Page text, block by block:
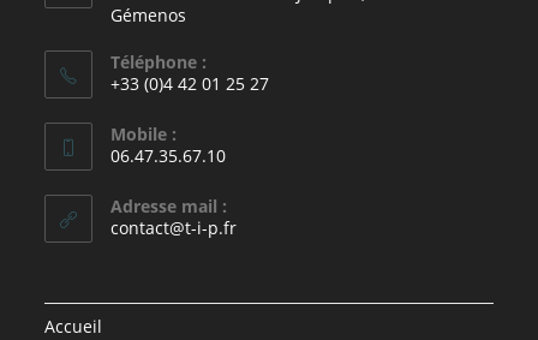
Gémenos
Téléphone :
+33 (0)4 42 01 25 27
Mobile :
06.47.35.67.10
Adresse mail :
contact@t-i-p.fr
Accueil